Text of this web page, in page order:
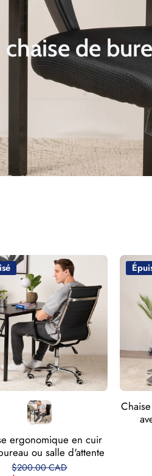
de
ergonomique en cuir
ou salle d'attente
$200.00 CAD